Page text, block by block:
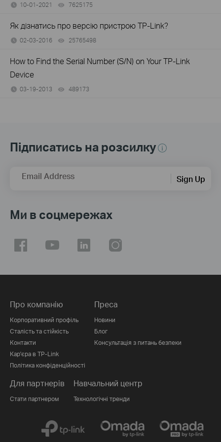
10-01-2021 7625175
Як дізнатись про версію пристрою TP-Link?
02-03-2016 25765498
How to Find the Serial Number (S/N) on Your TP-Link
Device
03-19-2013 489173
Підписатись на розсилку
Email Address Sign Up
Ми в соцмережах
Про компанію
Корпоративний профіль
Сталість та стійкість
Контакти
Кар'єра в TP-Link
Політика конфіденційності
Преса
Новини
Блог
Консультація з питань безпеки
Для партнерів
Стати партнером
Навчальний центр
Технологічні тренди